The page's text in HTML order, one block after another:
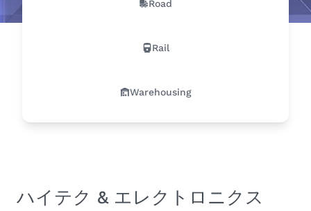
Road
Rail
Warehousing
ハイテク & エレクトロニクス